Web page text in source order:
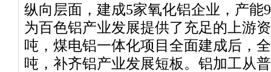
纵向层面，建成5家氧化铝企业，产能
为百色铝产业发展提供了充足的上游
吨，煤电铝一体化项目全面建成后，
吨，补齐铝产业发展短板。铝加工从